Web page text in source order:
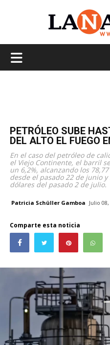
PETRÓLEO SUBE
DEL ALTO EL FUEGO
En el caso del petróleo de
el Viejo Continente, el barril
un 6,2%, alcanzando los
desde el pasado 22 de junio
dólares del pasado 2 de julio.
Patricia Schüller Gamboa Julio
Comparte esta noticia